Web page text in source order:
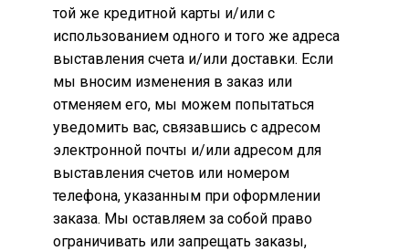
той же кредитной карты и/или с
использованием одного и того же адреса
выставления счета и/или доставки. Если
мы вносим изменения в заказ или
отменяем его, мы можем попытаться
уведомить вас, связавшись с адресом
электронной почты и/или адресом для
выставления счетов или номером
телефона, указанным при оформлении
заказа. Мы оставляем за собой право
ограничивать или запрещать заказы,